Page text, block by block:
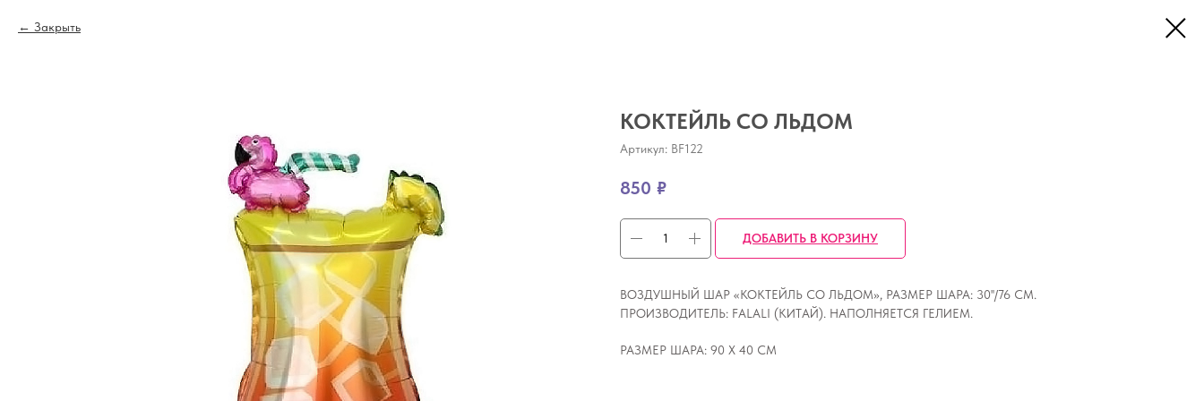
Закрыть
КОКТЕЙЛЬ СО ЛЬДОМ
Артикул: BF122
850 ₽
ДОБАВИТЬ В КОРЗИНУ
ВОЗДУШНЫЙ ШАР «КОКТЕЙЛЬ СО ЛЬДОМ», РАЗМЕР ШАРА: 30''/76 СМ.
ПРОИЗВОДИТЕЛЬ: FALALI (КИТАЙ). НАПОЛНЯЕТСЯ ГЕЛИЕМ.
РАЗМЕР ШАРА: 90 Х 40 СМ